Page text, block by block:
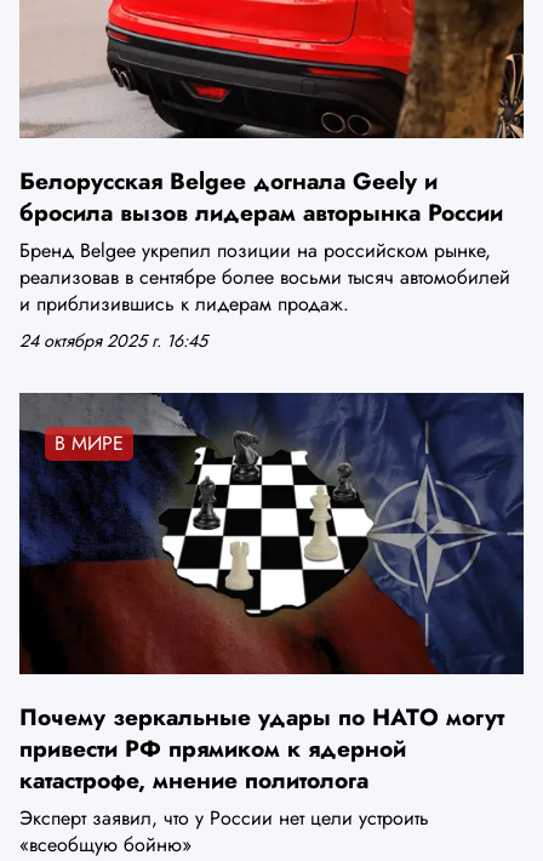
Белорусская Belgee догнала Geely и
бросила вызов лидерам авторынка России
Бренд Belgee укрепил позиции на российском рынке,
реализовав в сентябре более восьми тысяч автомобилей
и приблизившись к лидерам продаж.
24 октября 2025 г. 16:45
В МИРЕ
Почему зеркальные удары по НАТО могут
привести РФ прямиком к ядерной
катастрофе, мнение политолога
Эксперт заявил, что у России нет цели устроить
«всеобщую бойню»